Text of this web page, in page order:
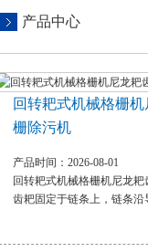
产品中心
回转耙式机械格栅
栅除污机
产品时间：2026-08-01
回转耙式机械格栅机尼龙
齿耙固定于链条上，链条